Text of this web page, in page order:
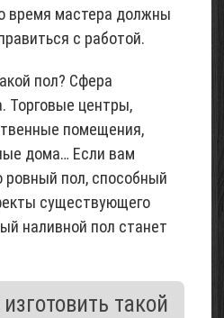
время мастера должны
с работой.
пол? Сфера
Торговые центры,
помещения,
дома… Если вам
ровный пол, способный
существующего
наливной пол станет
такой